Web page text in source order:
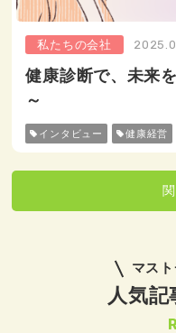
私たちの会社
健康診断で、未来
～
インタビュー 健康経営
マス
人気